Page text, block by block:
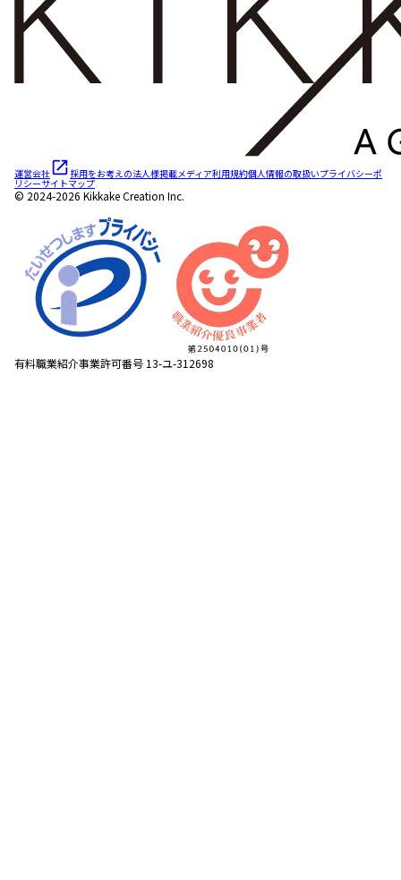
運営会社 採用をお考えの法人様掲載メディア利用規約個人情報の取扱いプライバシーポ
リシーサイトマップ
© 2024-2026 Kikkake Creation Inc.
有料職業紹介事業許可番号 13-ユ-312698